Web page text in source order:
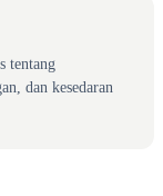
tentang
dan kesedaran